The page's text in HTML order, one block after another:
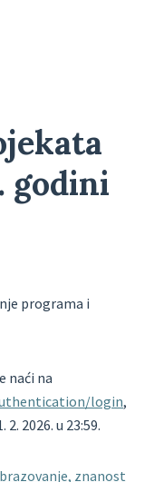
godini
programa i
naći na
login,
2026. u 23:59.
znanost